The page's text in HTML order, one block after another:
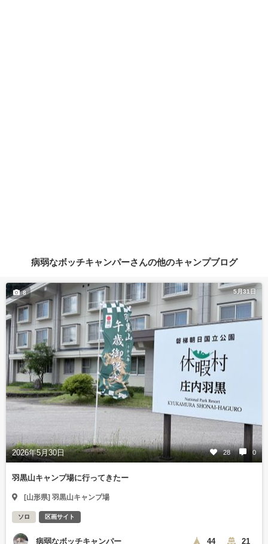
病弱なボッチキャンパーさんの他のキャンプブログ
5月31日
2026年5月30日 28 0
8
羽黒山キャンプ場に行ってきたー
[山形県] 羽黒山キャンプ場
ソロ 区画サイト
病弱なボッチキャンパー 44 21